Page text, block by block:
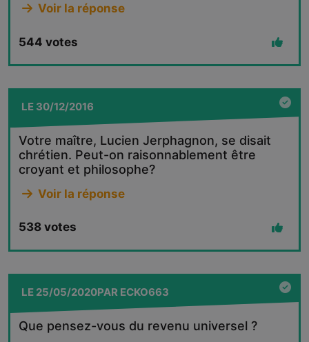
Voir la réponse
544 votes
LE 30/12/2016
Votre maître, Lucien Jerphagnon, se disait
chrétien. Peut-on raisonnablement être
croyant et philosophe?
Voir la réponse
538 votes
LE 25/05/2020PAR ECKO663
Que pensez-vous du revenu universel ?